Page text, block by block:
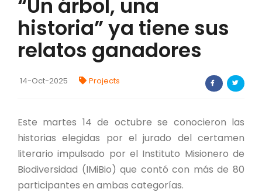
FORTALECIMIENTO DE RECURSOS
ALIMENTICIOS
BIODIVERSIDAD Y ALIMENTACIÓN
INVENTARIO DE LA BIODIVERSIDAD MISIONERA
investigadores
FORMULARIO DE REGISTRO DE
INVESTIGADORES
AUTORIZACIONES
“Un árbol, una
historia” ya tiene sus
relatos ganadores
14-Oct-2025 Projects
Este martes 14 de octubre se conocieron las
historias elegidas por el jurado del certamen
literario impulsado por el Instituto Misionero de
Biodiversidad (IMiBio) que contó con más de 80
participantes en ambas categorías.